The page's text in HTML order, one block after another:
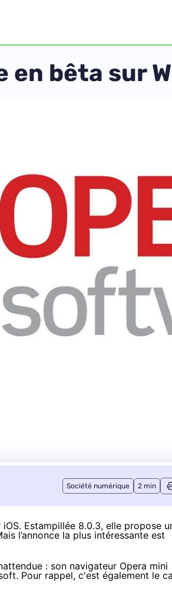
en bêta sur
Société numérique 2 min
Estampillée 8.0.3, elle propose
l’annonce la plus intéressante est
: son navigateur Opera mini
Pour rappel, c'est également le